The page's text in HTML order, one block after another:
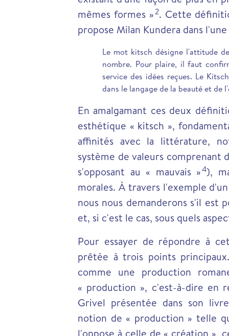
mêmes formes »2. Cette
propose Milan Kundera dans
Le mot kitsch désigne l'attitude
nombre. Pour plaire, il faut
service des idées reçues. Le
dans le langage de la beauté et de
En amalgamant ces deux
esthétique « kitsch »,
affinités avec la littérature,
système de valeurs comprenant
s'opposant au « mauvais »4),
morales. À travers l'exemple
nous nous demanderons s'il est
et, si c'est le cas, sous quels
Pour essayer de répondre à
prêtée à trois points
comme une production
« production », c'est-à-dire en
Grivel présentée dans son
notion de « production » telle